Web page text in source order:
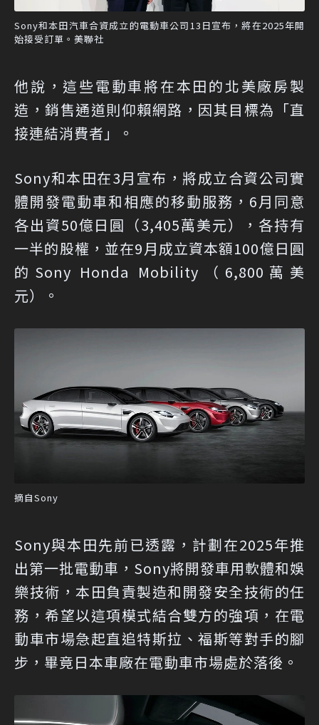
Sony和本田汽車合資成立的電動車公司13日宣布，將在2025年開
始接受訂單。美聯社
他說，這些電動車將在本田的北美廠房製
造，銷售通道則仰賴網路，因其目標為「直
接連結消費者」。
Sony和本田在3月宣布，將成立合資公司實
體開發電動車和相應的移動服務，6月同意
各出資50億日圓（3,405萬美元），各持有
一半的股權，並在9月成立資本額100億日圓
的Sony Honda Mobility（6,800萬美
元）。
摘自Sony
Sony與本田先前已透露，計劃在2025年推
出第一批電動車，Sony將開發車用軟體和娛
樂技術，本田負責製造和開發安全技術的任
務，希望以這項模式結合雙方的強項，在電
動車市場急起直追特斯拉、福斯等對手的腳
步，畢竟日本車廠在電動車市場處於落後。